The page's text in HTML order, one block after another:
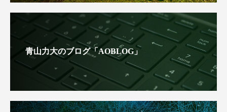
青山力大のブログ「AOBLOG」